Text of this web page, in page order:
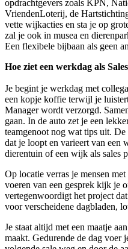
opdrachtgevers zoals KPN,
VriendenLoterij, de
vette wijkacties en sta je op
zal je ook in musea en
Een flexibele bijbaan als geen
Hoe ziet een werkdag als
Je begint je werkdag met
een kopje koffie terwijl je
Manager wordt verzorgd.
gaan. In de auto zet je een
teamgenoot nog wat tips uit.
dat je loopt en varieert van een
dierentuin of een wijk als sales
Op locatie verras je mensen
voeren van een gesprek kijk je
vertegenwoordigt het project
voor verscheidene dagbladen,
Je staat altijd met een maatje
maakt. Gedurende de dag voer